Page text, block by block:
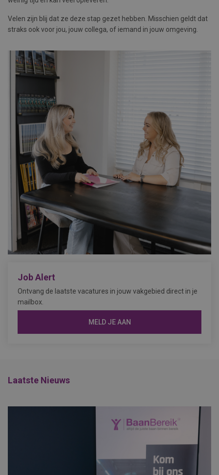
Velen zijn blij dat ze deze stap gezet hebben. Misschien geldt dat
straks ook voor jou, jouw collega, of iemand in jouw omgeving.
Job Alert
Ontvang de laatste vacatures in jouw vakgebied direct in je
mailbox.
MELD JE AAN
Laatste Nieuws